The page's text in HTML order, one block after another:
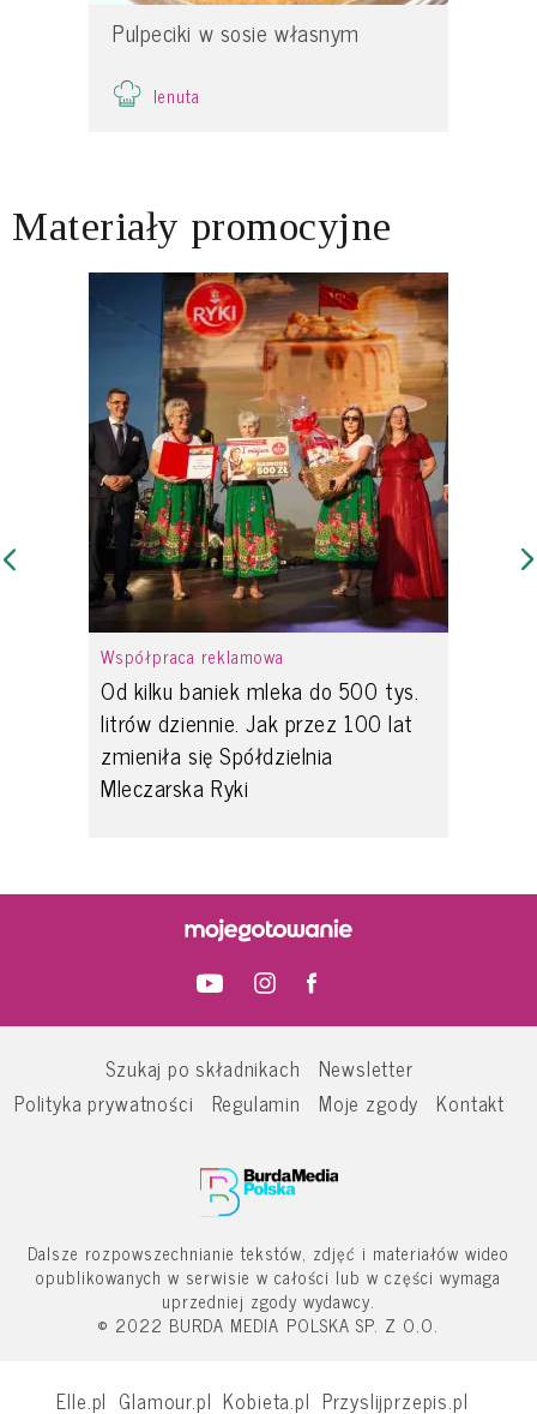
Pulpeciki w sosie własnym
lenuta
Materiały promocyjne
Współpraca reklamowa
Od kilku baniek mleka do 500 tys.
litrów dziennie. Jak przez 100 lat
zmieniła się Spółdzielnia
Mleczarska Ryki
Szukaj po składnikach
Newsletter
Polityka prywatności
Regulamin Moje zgody Kontakt
Dalsze rozpowszechnianie tekstów, zdjęć i materiałów wideo
opublikowanych w serwisie w całości lub w części wymaga
uprzedniej zgody wydawcy.
© 2022 BURDA MEDIA POLSKA SP. Z O.O.
Elle.pl Glamour.pl Kobieta.pl Przyslijprzepis.pl